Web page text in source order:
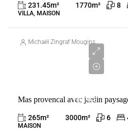
231.45m² 1770m² 8
VILLA, MAISON
Michaël Zingraf Mougins
FRANCE
Mas provencal avec jardin
265m² 3000m² 6
MAISON